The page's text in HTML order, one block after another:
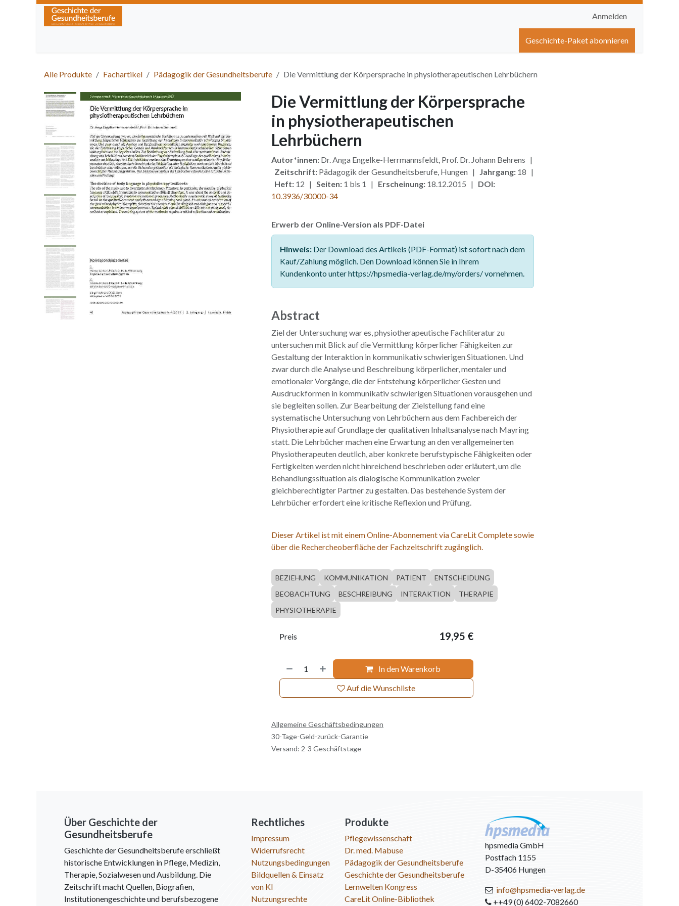
Zum Inhalt springen
Anmelden
Hilfe
Geschichte-Paket abonnieren
Alle Produkte Fachartikel Pädagogik der Gesundheitsberufe Die Vermittlung der Körpersprache in physiotherapeutischen Lehrbüchern
Die Vermittlung der Körpersprache
in physiotherapeutischen
Lehrbüchern
Autor*innen:Dr. Anga Engelke-Herrmannsfeldt, Prof. Dr. Johann Behrens |
Zeitschrift:Pädagogik der Gesundheitsberufe, Hungen | Jahrgang:18 |
Heft:12 | Seiten:1 bis 1 | Erscheinung:18.12.2015 | DOI:
10.3936/30000-34
Erwerb der Online-Version als PDF-Datei
Hinweis:Der Download des Artikels (PDF-Format) ist sofort nach dem
Kauf/Zahlung möglich. Den Download können Sie in Ihrem
Kundenkonto unter https://hpsmedia-verlag.de/my/orders/ vornehmen.
Abstract
Ziel der Untersuchung war es, physiotherapeutische Fachliteratur zu
untersuchen mit Blick auf die Vermittlung körperlicher Fähigkeiten zur
Gestaltung der Interaktion in kommunikativ schwierigen Situationen. Und
zwar durch die Analyse und Beschreibung körperlicher, mentaler und
emotionaler Vorgänge, die der Entstehung körperlicher Gesten und
Ausdruckformen in kommunikativ schwierigen Situationen vorausgehen und
sie begleiten sollen. Zur Bearbeitung der Zielstellung fand eine
systematische Untersuchung von Lehrbüchern aus dem Fachbereich der
Physiotherapie auf Grundlage der qualitativen Inhaltsanalyse nach Mayring
statt. Die Lehrbücher machen eine Erwartung an den verallgemeinerten
Physiotherapeuten deutlich, aber konkrete berufstypische Fähigkeiten oder
Fertigkeiten werden nicht hinreichend beschrieben oder erläutert, um die
Behandlungssituation als dialogische Kommunikation zweier
gleichberechtigter Partner zu gestalten. Das bestehende System der
Lehrbücher erfordert eine kritische Reflexion und Prüfung.
Dieser Artikel ist mit einem Online-Abonnement via CareLit Complete sowie
über die Rechercheoberfläche der Fachzeitschrift zugänglich.
BEZIEHUNG KOMMUNIKATION PATIENT
ENTSCHEIDUNG
BEOBACHTUNG
BESCHREIBUNG INTERAKTION
THERAPIE
PHYSIOTHERAPIE
In den Warenkorb
Auf die Wunschliste
Preis 19,95 €
Allgemeine Geschäftsbedingungen
30-Tage-Geld-zurück-Garantie
Versand: 2-3 Geschäftstage
Über Geschichte der
Gesundheitsberufe
Geschichte der Gesundheitsberufe erschließt
historische Entwicklungen in Pflege, Medizin,
Therapie, Sozialwesen und Ausbildung. Die
Zeitschrift macht Quellen, Biografien,
Institutionengeschichte und berufsbezogene
Rechtliches
Impressum
Widerrufsrecht
Nutzungsbedingungen
Bildquellen & Einsatz
von KI
Nutzungsrechte
Produkte
Pflegewissenschaft
Dr. med. Mabuse
Pädagogik der Gesundheitsberufe
Geschichte der Gesundheitsberufe
Lernwelten Kongress
CareLit Online-Bibliothek
hpsmedia GmbH
Postfach 1155
D-35406 Hungen
info@hpsmedia-verlag.de
++49 (0) 6402-7082660